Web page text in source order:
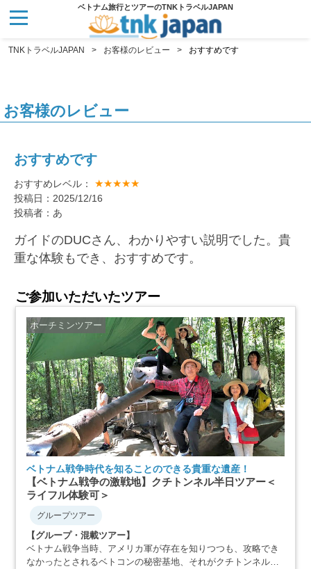
ベトナム旅行とツアーのTNKトラベルJAPAN
TNKトラベルJAPAN お客様のレビュー おすすめです
お客様のレビュー
おすすめです
おすすめレベル： ★★★★★
投稿日：2025/12/16
投稿者：あ
ガイドのDUCさん、わかりやすい説明でした。貴
重な体験もでき、おすすめです。
ご参加いただいたツアー
ホーチミンツアー
ベトナム戦争時代を知ることのできる貴重な遺産！
【ベトナム戦争の激戦地】クチトンネル半日ツアー＜
ライフル体験可＞
グループツアー
【グループ・混載ツアー】
ベトナム戦争当時、アメリカ軍が存在を知りつつも、攻略でき
なかったとされるベトコンの秘密基地、それがクチトンネルで